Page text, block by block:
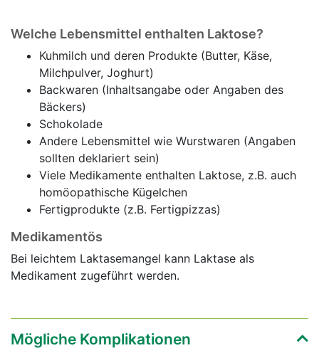
Welche Lebensmittel enthalten Laktose?
Kuhmilch und deren Produkte (Butter, Käse,
Milchpulver, Joghurt)
Backwaren (Inhaltsangabe oder Angaben des
Bäckers)
Schokolade
Andere Lebensmittel wie Wurstwaren (Angaben
sollten deklariert sein)
Viele Medikamente enthalten Laktose, z.B. auch
homöopathische Kügelchen
Fertigprodukte (z.B. Fertigpizzas)
Medikamentös
Bei leichtem Laktasemangel kann Laktase als
Medikament zugeführt werden.
Mögliche Komplikationen